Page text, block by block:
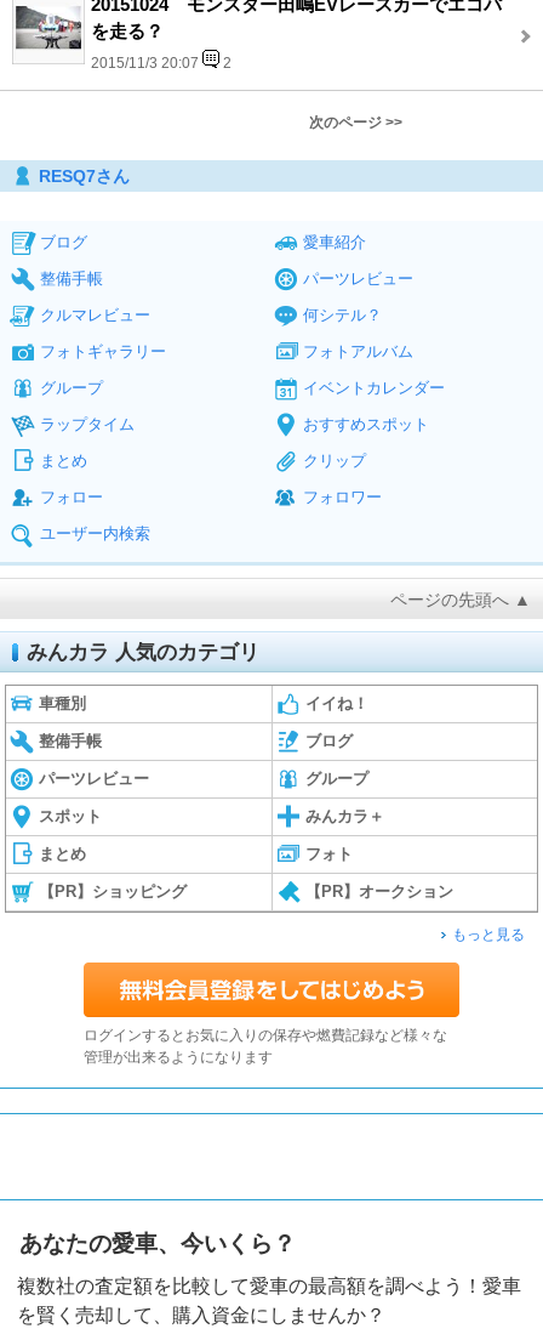
20151024 モンスター田嶋EVレースカーでエコパ
を走る？
2015/11/3 20:07 2
次のページ >>
RESQ7さん
ブログ
愛車紹介
整備手帳
パーツレビュー
クルマレビュー
何シテル？
フォトギャラリー
フォトアルバム
グループ
イベントカレンダー
ラップタイム
おすすめスポット
まとめ
クリップ
フォロー
フォロワー
ユーザー内検索
ページの先頭へ ▲
みんカラ 人気のカテゴリ
車種別 イイね！
整備手帳 ブログ
パーツレビュー グループ
スポット みんカラ＋
まとめ フォト
【PR】ショッピング 【PR】オークション
もっと見る
ログインするとお気に入りの保存や燃費記録など様々な
管理が出来るようになります
あなたの愛車、今いくら？
複数社の査定額を比較して愛車の最高額を調べよう！愛車
を賢く売却して、購入資金にしませんか？